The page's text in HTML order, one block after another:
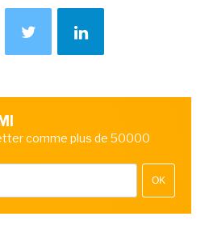
comme plus de 50000
OK